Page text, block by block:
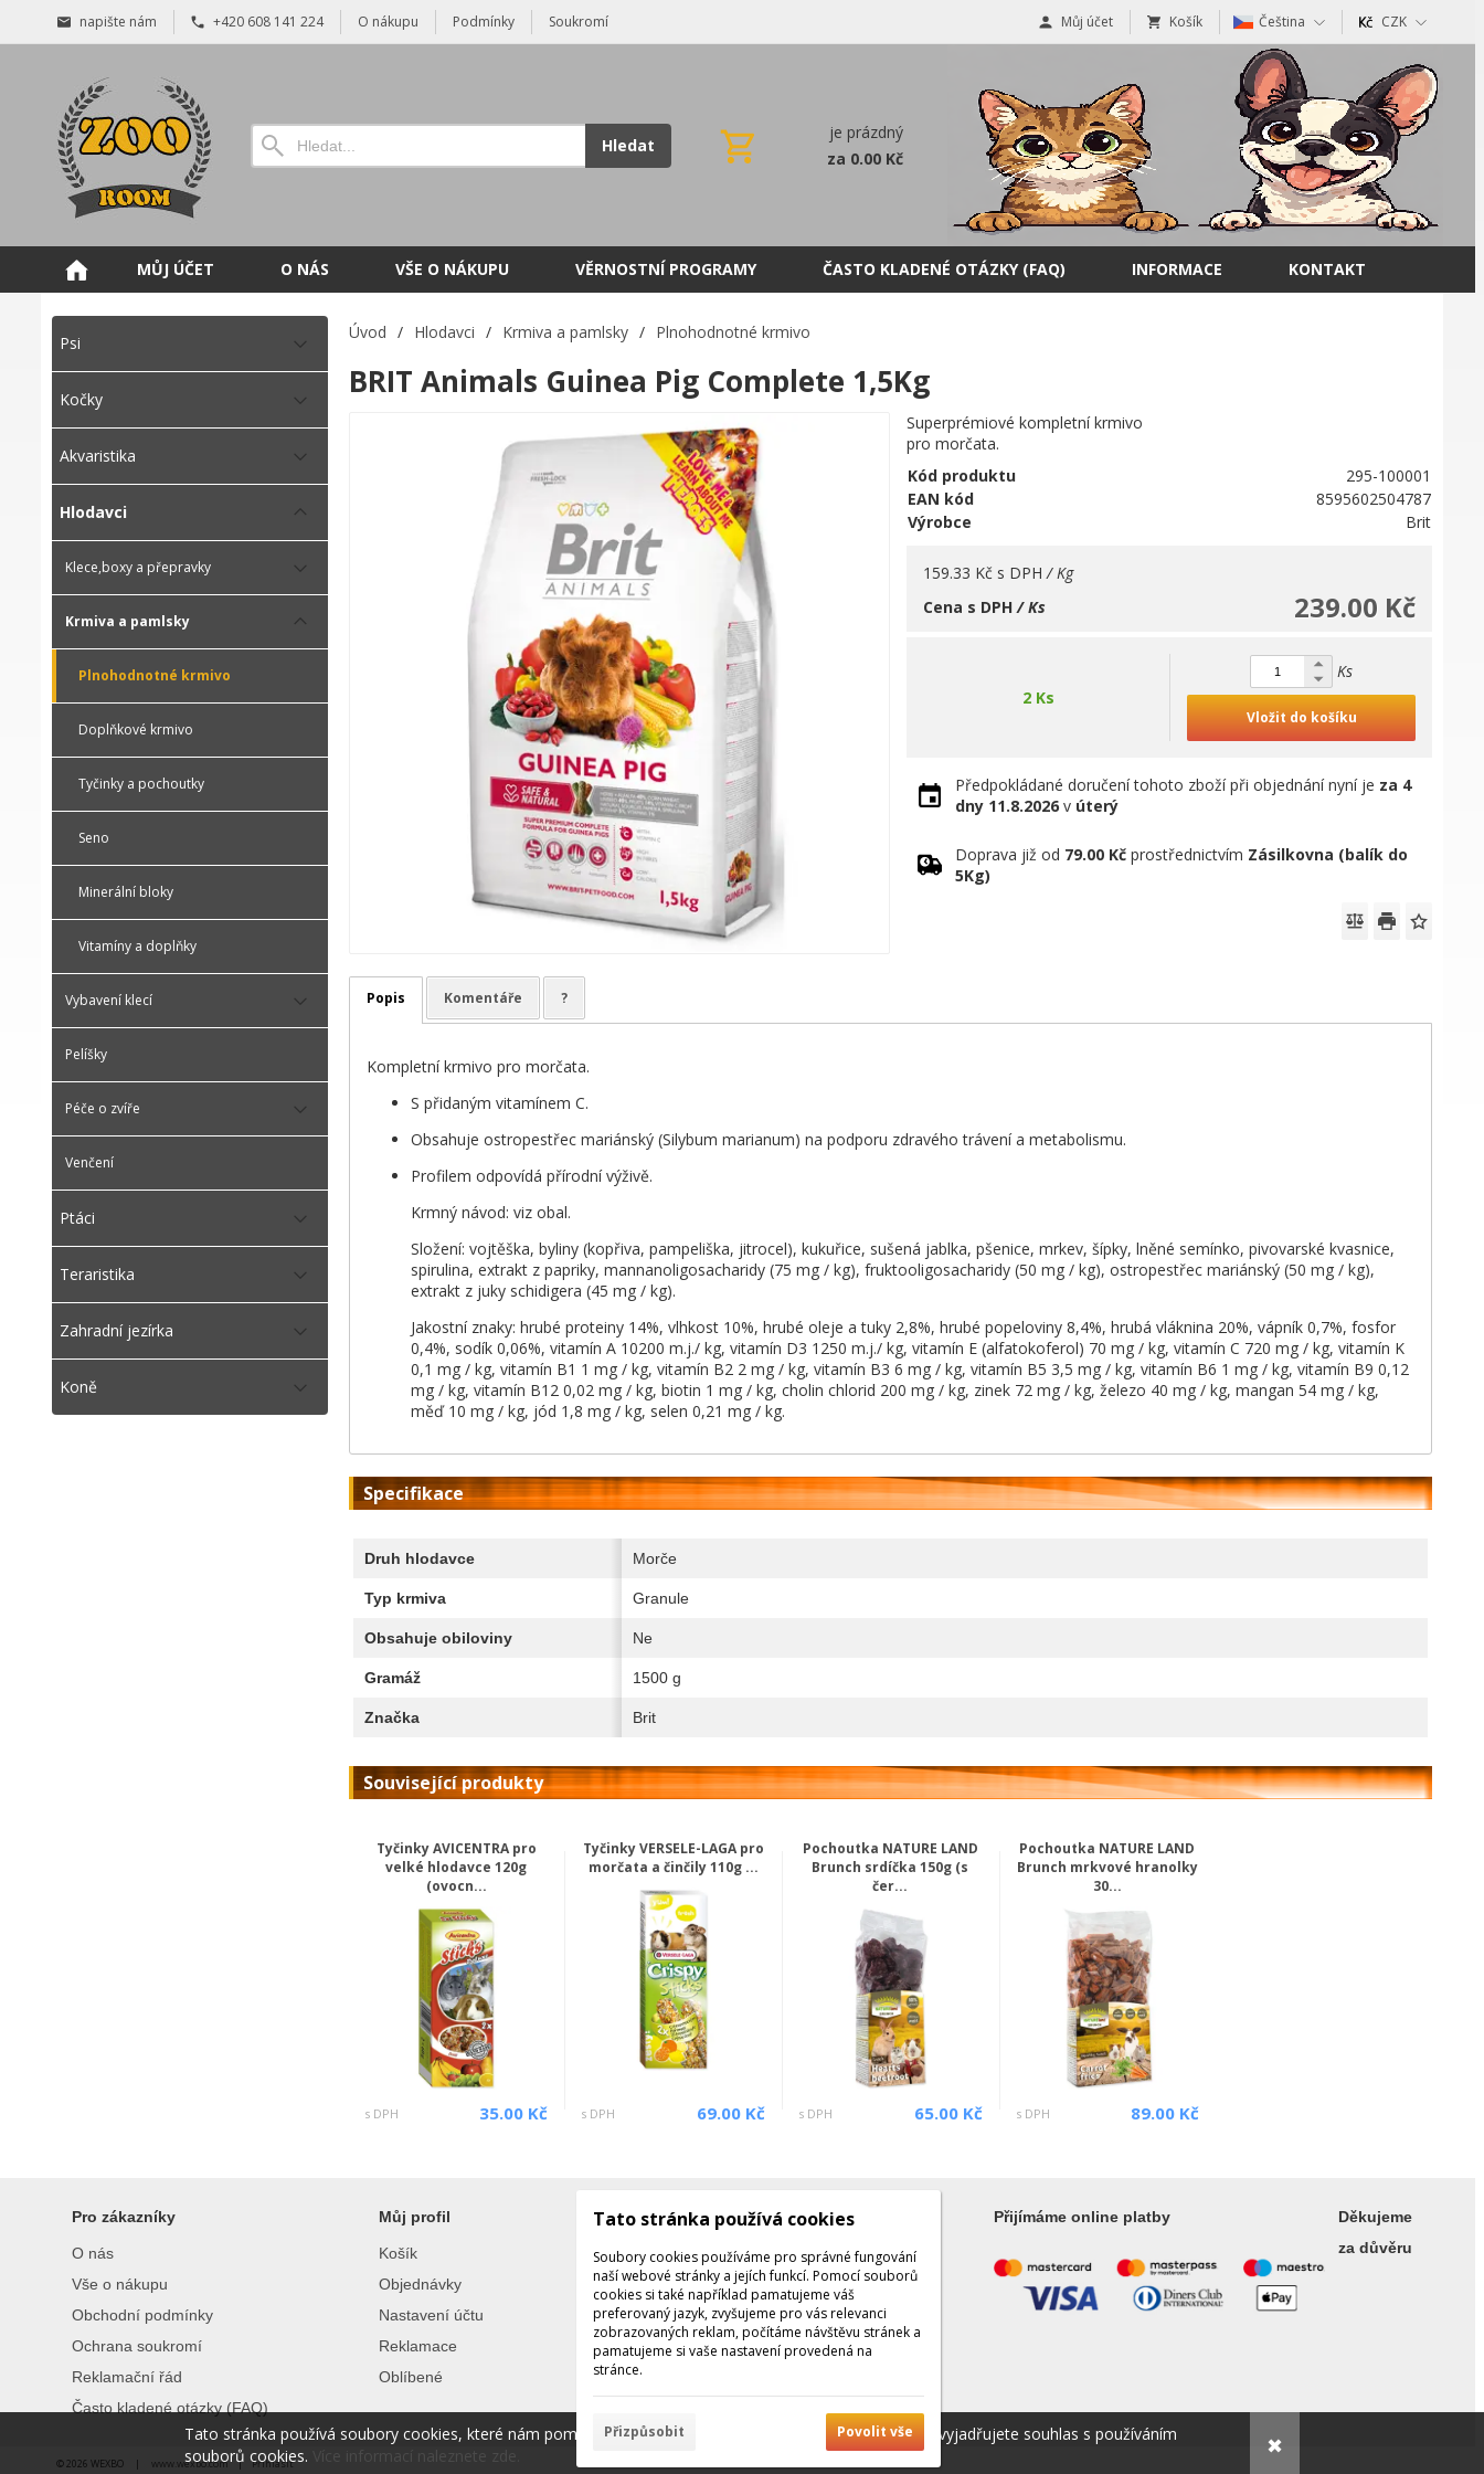
napište nám +420 608 141 224 O nákupu Podmínky Soukromí Můj účet Košík Čeština CZK
Hledat
je prázdný
za 0.00 Kč
MŮJ ÚČET O NÁS VŠE O NÁKUPU VĚRNOSTNÍ PROGRAMY ČASTO KLADENÉ OTÁZKY (FAQ) INFORMACE KONTAKT
Psi
Kočky
Akvaristika
Hlodavci
Klece,boxy a přepravky
Krmiva a pamlsky
Plnohodnotné krmivo
Doplňkové krmivo
Tyčinky a pochoutky
Seno
Minerální bloky
Vitamíny a doplňky
Vybavení klecí
Pelíšky
Péče o zvíře
Venčení
Ptáci
Teraristika
Zahradní jezírka
Koně
Úvod / Hlodavci / Krmiva a pamlsky / Plnohodnotné krmivo
BRIT Animals Guinea Pig Complete 1,5Kg
Superprémiové kompletní krmivo
pro morčata.
Kód produktu
295-100001
EAN kód
8595602504787
Výrobce
Brit
159.33 Kč s DPH / Kg
239.00 Kč
Cena s DPH/ Ks
2 Ks
Ks
Vložit do košíku
Předpokládané doručení tohoto zboží při objednání nyní je za 4
dny 11.8.2026 v úterý
Doprava již od 79.00 Kč prostřednictvím Zásilkovna (balík do
5Kg)
Popis Komentáře ?
Kompletní krmivo pro morčata.
S přidaným vitamínem C.
Obsahuje ostropestřec mariánský (Silybum marianum) na podporu zdravého trávení a metabolismu.
Profilem odpovídá přírodní výživě.
Krmný návod: viz obal.
Složení: vojtěška, byliny (kopřiva, pampeliška, jitrocel), kukuřice, sušená jablka, pšenice, mrkev, šípky, lněné semínko, pivovarské kvasnice,
spirulina, extrakt z papriky, mannanoligosacharidy (75 mg / kg), fruktooligosacharidy (50 mg / kg), ostropestřec mariánský (50 mg / kg),
extrakt z juky schidigera (45 mg / kg).
Jakostní znaky: hrubé proteiny 14%, vlhkost 10%, hrubé oleje a tuky 2,8%, hrubé popeloviny 8,4%, hrubá vláknina 20%, vápník 0,7%, fosfor
0,4%, sodík 0,06%, vitamín A 10200 m.j./ kg, vitamín D3 1250 m.j./ kg, vitamín E (alfatokoferol) 70 mg / kg, vitamín C 720 mg / kg, vitamín K
0,1 mg / kg, vitamín B1 1 mg / kg, vitamín B2 2 mg / kg, vitamín B3 6 mg / kg, vitamín B5 3,5 mg / kg, vitamín B6 1 mg / kg, vitamín B9 0,12
mg / kg, vitamín B12 0,02 mg / kg, biotin 1 mg / kg, cholin chlorid 200 mg / kg, zinek 72 mg / kg, železo 40 mg / kg, mangan 54 mg / kg,
měď 10 mg / kg, jód 1,8 mg / kg, selen 0,21 mg / kg.
Specifikace
Druh hlodavce Morče
Typ krmiva Granule
Obsahuje obiloviny Ne
Gramáž 1500 g
Značka Brit
Související produkty
Tyčinky AVICENTRA pro
velké hlodavce 120g
(ovocn...
s DPH 35.00 Kč
Tyčinky VERSELE-LAGA pro
morčata a činčily 110g ...
s DPH 69.00 Kč
Pochoutka NATURE LAND
Brunch srdíčka 150g (s
čer...
s DPH 65.00 Kč
Pochoutka NATURE LAND
Brunch mrkvové hranolky
30...
s DPH 89.00 Kč
Pro zákazníky
O nás
Vše o nákupu
Obchodní podmínky
Ochrana soukromí
Reklamační řád
Často kladené otázky (FAQ)
Můj profil
Košík
Objednávky
Nastavení účtu
Reklamace
Oblíbené
Kontakty
Kontaktujte nás
Tel.: +420 608 141 224
Po - Pá: 9:00 - 16:00
Facebook
Přijímáme online platby
Děkujeme
za důvěru
© 2026 WEXBO | www.wexbo.com|Přihlásit
Tato stránka používá soubory cookies, které nám pomáhají poskytovat služby. Používáním našich služeb vyjadřujete souhlas s používáním
souborů cookies.
Více informací naleznete zde. ✖
Tato stránka používá cookies
Soubory cookies používáme pro správné fungování
naší webové stránky a jejích funkcí. Pomocí souborů
cookies si také například pamatujeme váš
preferovaný jazyk, zvyšujeme pro vás relevanci
zobrazovaných reklam, počítáme návštěvu stránek a
pamatujeme si vaše nastavení provedená na
stránce.
Přizpůsobit Povolit vše